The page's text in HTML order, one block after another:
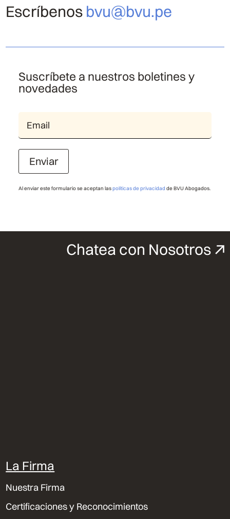
Escríbenos bvu@bvu.pe
Suscríbete a nuestros boletines y
novedades
Enviar
Al enviar este formulario se aceptan laspolíticas de privacidad de BVU Abogados.
Chatea con Nosotros
La Firma
Nuestra Firma
Certificaciones y Reconocimientos